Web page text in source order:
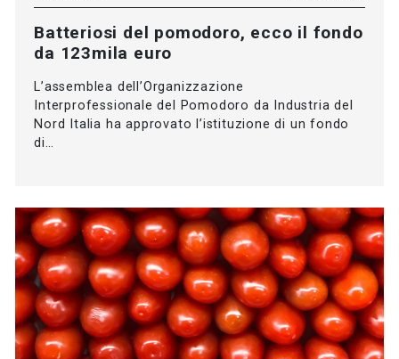
Batteriosi del pomodoro, ecco il fondo
da 123mila euro
L’assemblea dell’Organizzazione
Interprofessionale del Pomodoro da Industria del
Nord Italia ha approvato l’istituzione di un fondo
di…